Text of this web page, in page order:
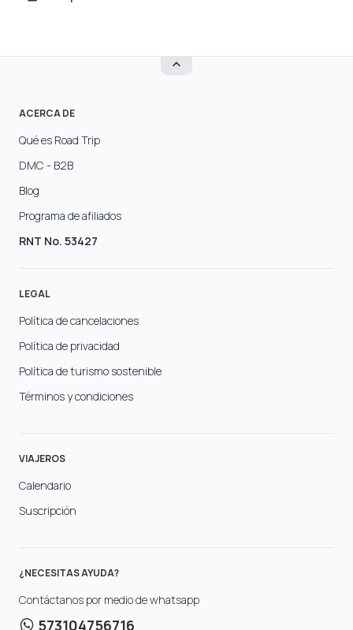
ACERCA DE
Qué es Road Trip
DMC - B2B
Blog
Programa de afiliados
RNT No. 53427
LEGAL
Política de cancelaciones
Política de privacidad
Política de turismo sostenible
Términos y condiciones
VIAJEROS
Calendario
Suscripción
¿NECESITAS AYUDA?
Contáctanos por medio de whatsapp
573104756716